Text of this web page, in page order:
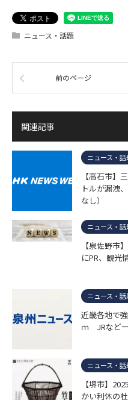
ニュース・話題
前のページ
関連記事
ニュース・話
【高石市】
トルが漏洩
なし）
ニュース・話
【泉佐野市
にPR、観光
ニュース・話
近畿各地で
ｍ JRなど一
ニュース・話
【堺市】
かい利休の